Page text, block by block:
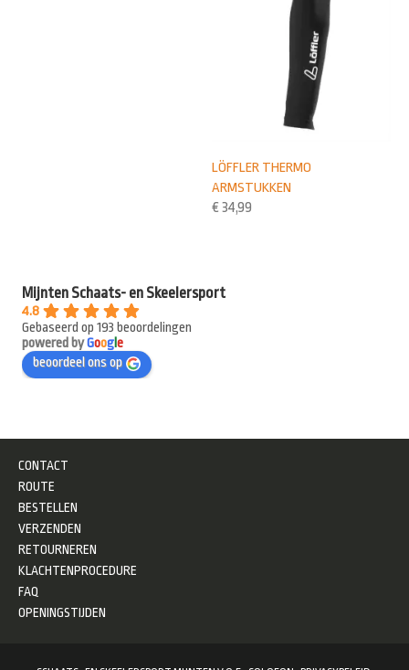
LÖFFLER THERMO
ARMSTUKKEN
€ 34,99
Mijnten Schaats- en Skeelersport
4.8
Gebaseerd op 193 beoordelingen
powered byGoogle
beoordeel ons op
CONTACT
ROUTE
BESTELLEN
VERZENDEN
RETOURNEREN
KLACHTENPROCEDURE
FAQ
OPENINGSTIJDEN